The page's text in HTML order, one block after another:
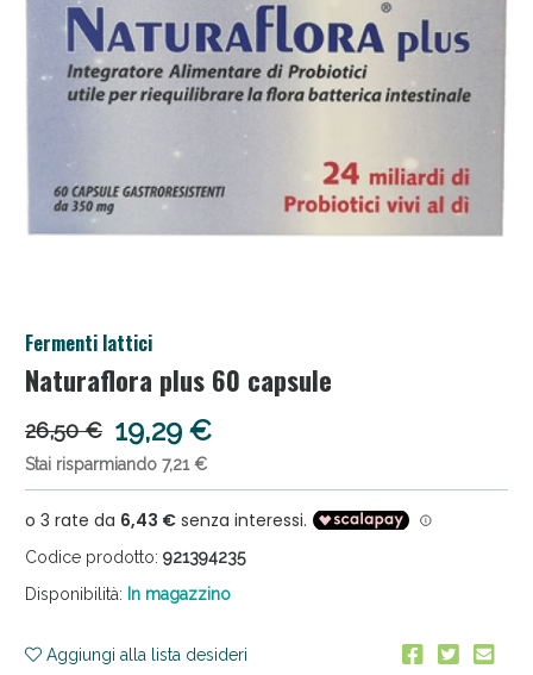
Fermenti lattici
Naturaflora plus 60 capsule
26,50 € 19,29 €
Stai risparmiando 7,21 €
Codice prodotto: 921394235
Disponibilità: In magazzino
Aggiungi alla lista desideri
Salini e Multivitaminici: oggi Sconto extra fino al
Anticellulite e Fanghi: Sconto fino al 40% valido
Anticellulite e Fanghi: Sconto fino al 40% valido